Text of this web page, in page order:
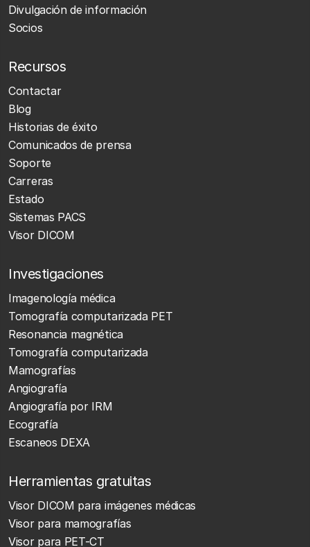
Divulgación de información
Socios
Recursos
Contactar
Blog
Historias de éxito
Comunicados de prensa
Soporte
Carreras
Estado
Sistemas PACS
Visor DICOM
Investigaciones
Imagenología médica
Tomografía computarizada PET
Resonancia magnética
Tomografía computarizada
Mamografías
Angiografía
Angiografía por IRM
Ecografía
Escaneos DEXA
Herramientas gratuitas
Visor DICOM para imágenes médicas
Visor para mamografías
Visor para PET-CT